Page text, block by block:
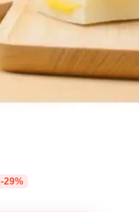
-29%